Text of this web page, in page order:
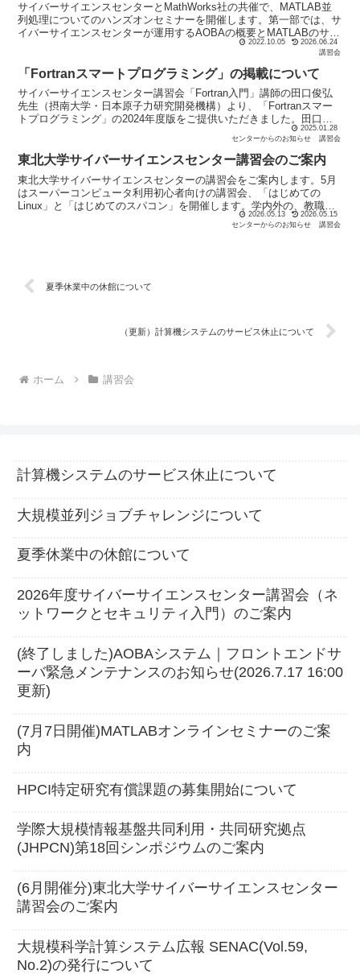
サイバーサイエンスセンターとMathWorks社の共催で、MATLAB並
列処理についてのハンズオンセミナーを開催します。第一部では、サ
イバーサイエンスセンターが運用するAOBAの概要とMATLABのサー
2022.10.05
2026.06.24
講習会
「Fortranスマートプログラミング」の掲載について
サイバーサイエンスセンター講習会「Fortran入門」講師の田口俊弘
先生（摂南大学・日本原子力研究開発機構）より、「Fortranスマー
トプログラミング」の2024年度版をご提供いただきました。田口先
2025.01.28
センターからのお知らせ
講習会
東北大学サイバーサイエンスセンター講習会のご案内
東北大学サイバーサイエンスセンターの講習会をご案内します。5月
はスーパーコンピュータ利用初心者向けの講習会、「はじめての
Linux」と「はじめてのスパコン」を開催します。学内外の、教職
員、学生、民間企業の方等どなたでも受講できます。多くのみ...
2026.05.13
2026.05.15
センターからのお知らせ
講習会
夏季休業中の休館について
（更新）計算機システムのサービス休止について
ホーム 講習会
計算機システムのサービス休止について
大規模並列ジョブチャレンジについて
夏季休業中の休館について
2026年度サイバーサイエンスセンター講習会（ネ
ットワークとセキュリティ入門）のご案内
(終了しました)AOBAシステム｜フロントエンドサ
ーバ緊急メンテナンスのお知らせ(2026.7.17 16:00
更新)
(7月7日開催)MATLABオンラインセミナーのご案
内
HPCI特定研究有償課題の募集開始について
学際大規模情報基盤共同利用・共同研究拠点
(JHPCN)第18回シンポジウムのご案内
(6月開催分)東北大学サイバーサイエンスセンター
講習会のご案内
大規模科学計算システム広報 SENAC(Vol.59,
No.2)の発行について